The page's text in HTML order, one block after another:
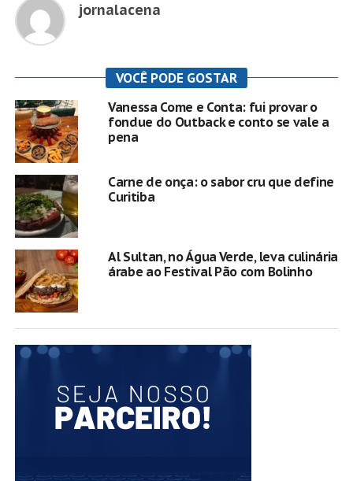
jornalacena
VOCÊ PODE GOSTAR
Vanessa Come e Conta: fui provar o
fondue do Outback e conto se vale a
pena
Carne de onça: o sabor cru que define
Curitiba
Al Sultan, no Água Verde, leva culinária
árabe ao Festival Pão com Bolinho